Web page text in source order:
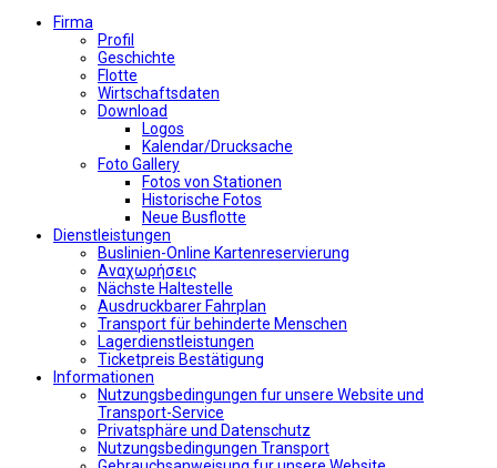
Firma
Profil
Geschichte
Flotte
Wirtschaftsdaten
Download
Logos
Kalendar/Drucksache
Foto Gallery
Fotos von Stationen
Historische Fotos
Neue Busflotte
Dienstleistungen
Buslinien-Online Kartenreservierung
Αναχωρήσεις
Nächste Haltestelle
Αusdruckbarer Fahrplan
Transport für behinderte Menschen
Lagerdienstleistungen
Ticketpreis Bestätigung
Informationen
Nutzungsbedingungen fur unsere Website und
Transport-Service
Privatsphäre und Datenschutz
Nutzungsbedingungen Transport